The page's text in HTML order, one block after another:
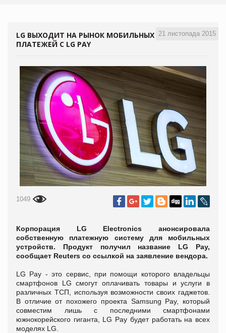
21 листопада 2015
LG ВЫХОДИТ НА РЫНОК МОБИЛЬНЫХ
ПЛАТЕЖЕЙ С LG PAY
1049
Корпорация LG Electronics анонсировала
собственную платежную систему для мобильных
устройств. Продукт получил название LG Pay,
сообщает Reuters со ссылкой на заявление вендора.
LG Pay - это сервис, при помощи которого владельцы
смартфонов LG смогут оплачивать товары и услуги в
различных ТСП, используя возможности своих гаджетов.
В отличие от похожего проекта Samsung Pay, который
совместим лишь с последними смартфонами
южнокорейского гиганта, LG Pay будет работать на всех
моделях LG.